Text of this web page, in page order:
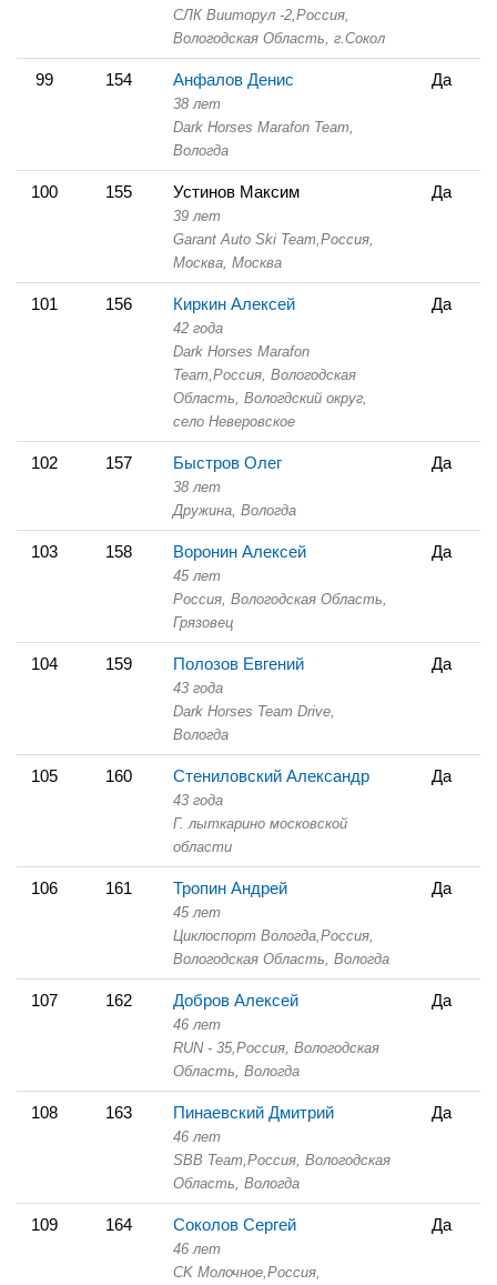
СЛК Вииторул -2, Россия,
Вологодская Область, г.Сокол
99 154 Анфалов Денис
38 лет
Dark Horses Marafon Team,
Вологда
Да
100 155 Устинов Максим
39 лет
Garant Auto Ski Team, Россия,
Москва, Москва
Да
101 156 Киркин Алексей
42 года
Dark Horses Marafon
Team, Россия, Вологодская
Область, Вологдский округ,
село Неверовское
Да
102 157 Быстров Олег
38 лет
Дружина, Вологда
Да
103 158 Воронин Алексей
45 лет
Россия, Вологодская Область,
Грязовец
Да
104 159 Полозов Евгений
43 года
Dark Horses Team Drive,
Вологда
Да
105 160 Стениловский Александр
43 года
Г. лыткарино московской
области
Да
106 161 Тропин Андрей
45 лет
Циклоспорт Вологда, Россия,
Вологодская Область, Вологда
Да
107 162 Добров Алексей
46 лет
RUN - 35, Россия, Вологодская
Область, Вологда
Да
108 163 Пинаевский Дмитрий
46 лет
SBB Team, Россия, Вологодская
Область, Вологда
Да
109 164 Соколов Сергей
46 лет
СK Молочное, Россия,
Да